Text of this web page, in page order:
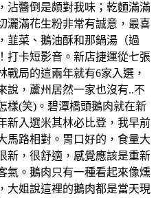
沾醬倒是頗對我味；乾麵滿滿
灑滿花生粉非常有誠意，最喜
韮菜、鵝油酥和那鍋湯（過
打卡短影音。新店捷運從七張
戰局的這兩年就有6家入選，
說，蘆州居然一家也沒有..不
樣(笑)。碧潭橋頭鵝肉就在新
新入選米其林必比登，我早前
馬路相對。胃口好的，食量大
新，很舒適，感覺應該是重新
氣。鵝肉只有一種看起來像燻
大姐說這裡的鵝肉都是當天現